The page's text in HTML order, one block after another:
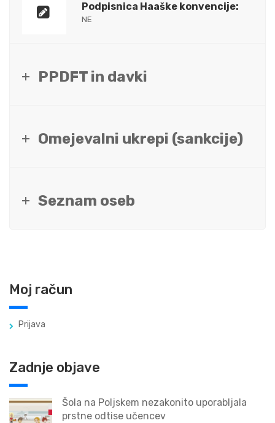
Podpisnica Haaške konvencije:
NE
PPDFT in davki
Omejevalni ukrepi (sankcije)
Seznam oseb
Moj račun
Prijava
Zadnje objave
Šola na Poljskem nezakonito uporabljala
prstne odtise učencev